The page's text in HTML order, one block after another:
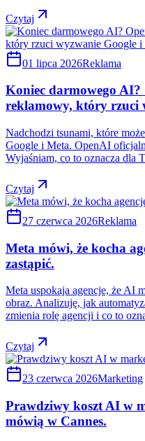
Czytaj
01 lipca 2026Reklama
Koniec darmowego
reklamowy, który rzuci
Nadchodzi tsunami, które
Google i Meta. OpenAI
Wyjaśniam, co to oznacza dla
Czytaj
27 czerwca 2026Reklama
Meta mówi, że kocha
zastąpić.
Meta uspokaja agencje, że AI
obraz. Analizuję, jak
zmienia rolę agencji i co to
Czytaj
23 czerwca 2026Marketing
Prawdziwy koszt AI w
mówią w Cannes.